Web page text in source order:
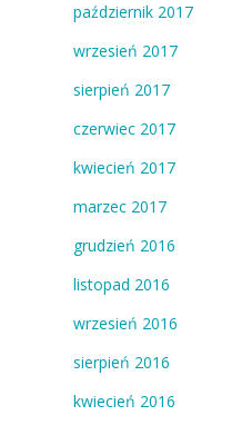
październik 2017
wrzesień 2017
sierpień 2017
czerwiec 2017
kwiecień 2017
marzec 2017
grudzień 2016
listopad 2016
wrzesień 2016
sierpień 2016
kwiecień 2016